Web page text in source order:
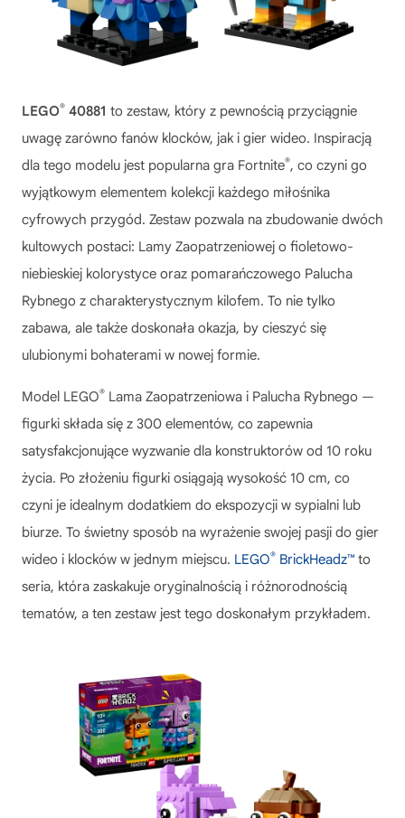
LEGO® 40881 to zestaw, który z pewnością przyciągnie
uwagę zarówno fanów klocków, jak i gier wideo. Inspiracją
dla tego modelu jest popularna gra Fortnite®, co czyni go
wyjątkowym elementem kolekcji każdego miłośnika
cyfrowych przygód. Zestaw pozwala na zbudowanie dwóch
kultowych postaci: Lamy Zaopatrzeniowej o fioletowo-
niebieskiej kolorystyce oraz pomarańczowego Palucha
Rybnego z charakterystycznym kilofem. To nie tylko
zabawa, ale także doskonała okazja, by cieszyć się
ulubionymi bohaterami w nowej formie.
Model LEGO® Lama Zaopatrzeniowa i Palucha Rybnego —
figurki składa się z 300 elementów, co zapewnia
satysfakcjonujące wyzwanie dla konstruktorów od 10 roku
życia. Po złożeniu figurki osiągają wysokość 10 cm, co
czyni je idealnym dodatkiem do ekspozycji w sypialni lub
biurze. To świetny sposób na wyrażenie swojej pasji do gier
wideo i klocków w jednym miejscu. LEGO® BrickHeadz™ to
seria, która zaskakuje oryginalnością i różnorodnością
tematów, a ten zestaw jest tego doskonałym przykładem.